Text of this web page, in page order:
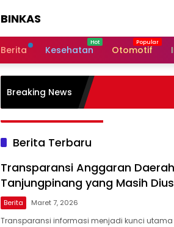
BINKAS
Informasi
Berita Kesehatan Otomotif
Breaking News
Berita Terbaru
Transparansi Anggaran
Tanjungpinang yang Masih
Berita Maret 7, 2026
Transparansi informasi menjadi kunci